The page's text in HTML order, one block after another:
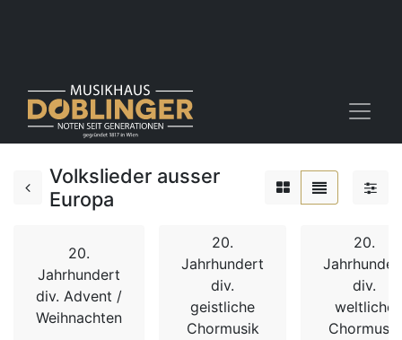
Volkslieder ausser
Europa
20.
Jahrhundert
div. Advent /
Weihnachten
20.
Jahrhundert
div.
geistliche
Chormusik
20.
div.
weltliche
Chormusik